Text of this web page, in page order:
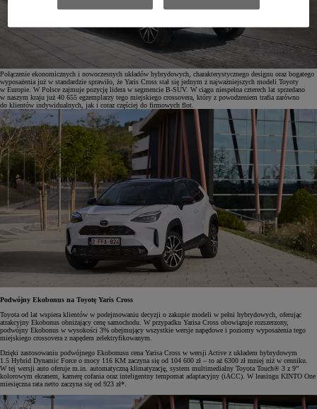
Połączenie ekonomicznych i nowoczesnych układów hybrydowych, charakterystycznego designu oraz bogatego
wyposażenia już w standardzie sprawiło, że Yaris Cross stał się jednym z najważniejszych modeli Toyoty
w Europie. W Polsce zajmuje pozycję lidera w segmencie B-SUV. W ciągu niespełna czterech lat sprzedano
w naszym kraju już 40 655 egzemplarzy tego miejskiego crossovera, który z powodzeniem trafia zarówno
do klientów indywidualnych, jak i coraz częściej do firmowych flot.
Podwójny Ekobonus na Toyotę Yaris Cross
Toyota od lat wspiera klientów w podejmowaniu decyzji o zakupie modeli w pełni hybrydowych, oferując
atrakcyjny Ekobonus obniżający cenę samochodu. W przypadku Yarisa Cross obowiązuje rozszerzony,
podwójny Ekobonus w wysokości 3% obejmujący wszystkie wersje napędowe i poziomy wyposażenia tego
miejskiego crossovera z napędem zelektryfikowanym.
Dzięki zastosowaniu podwójnego Ekobonusu cena Yarisa Cross w wersji Active z układem hybrydowym
1.5 Hybrid Dynamic Force o mocy 116 KM zaczyna się od 104 600 zł – to aż 6300 zł mniej niż w cenniku.
W tej wersji auto oferuje m.in. automatyczną klimatyzację, system multimedialny Toyota Touch® 3 z 9”
kolorowym ekranem, kamerę cofania oraz inteligentny tempomat adaptacyjny (iACC). W leasingu KINTO One
miesięczna rata netto zaczyna się od 923 zł*.